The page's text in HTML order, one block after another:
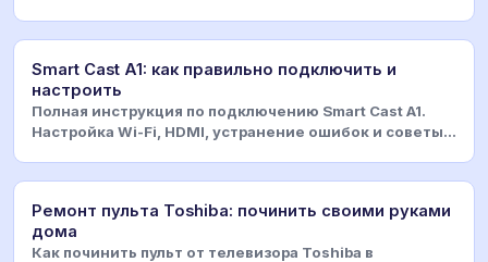
Smart Cast A1: как правильно подключить и
настроить
Полная инструкция по подключению Smart Cast A1.
Настройка Wi-Fi, HDMI, устранение ошибок и советы
Ремонт пульта Toshiba: починить своими руками
дома
Как починить пульт от телевизора Toshiba в